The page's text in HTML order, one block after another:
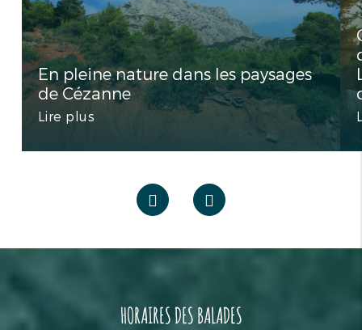
En pleine nature dans les paysages
de Cézanne
Lire plus
HORAIRES DES BALADES